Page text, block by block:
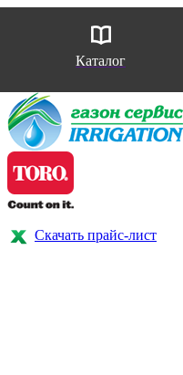
Каталог
Скачать прайс-лист